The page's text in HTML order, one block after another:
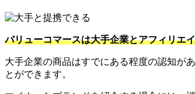
バリューコマースは大手企業とアフィリエ
大手企業の商品はすでにある程度の認知が
とができます。